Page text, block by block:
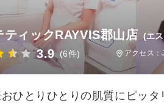
ティックRAYVIS郡山店 (エ
3.9 (6件) アクセス
ひとりひとりの肌質にピッ